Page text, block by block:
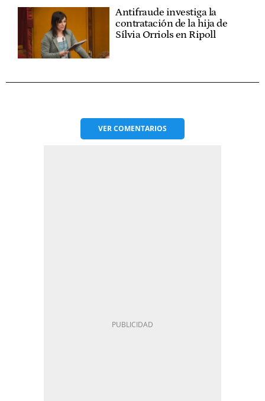
Antifraude investiga la
contratación de la hija de
Sílvia Orriols en Ripoll
VERCOMENTARIOS